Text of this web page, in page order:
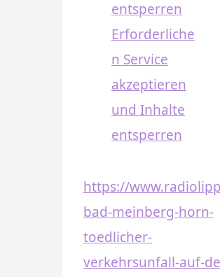
entsperren
Erforderliche
n Service
akzeptieren
und Inhalte
entsperren
https://
bad-meinberg-horn-
toedlicher-
verkehrsunfall-auf-